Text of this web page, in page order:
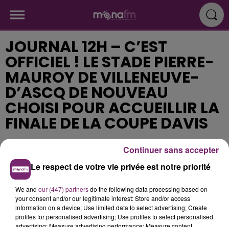
JOURNAL 12H – C’EST
OFFICIEL ! LE STADE PIERRE-
MAUROY DE VILLENEUVE-
D’ASCQ DE NOUVEAU
CHOISI POUR ACCUEILLIR LA
FINALE DE LA COUPE DAVIS
Publié : 19 septembre 2017 à 11h26
Le respect de votre vie privée est notre priorité
We and our (447) partnersdo the following data processing based on
your consent and/or our legitimate interest: Store and/or access
information on a device; Use limited data to select advertising; Create
profiles for personalised advertising; Use profiles to select personalised
Continuer sans accepter